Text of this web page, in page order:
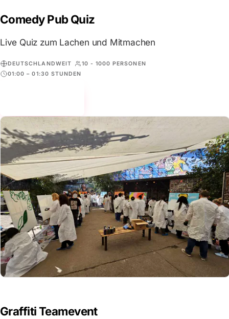
Comedy Pub Quiz
Live Quiz zum Lachen und Mitmachen
DEUTSCHLANDWEIT
10 - 1000 PERSONEN
01:00 – 01:30 STUNDEN
Graffiti Teamevent